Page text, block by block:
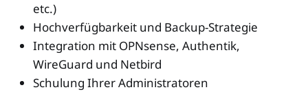
etc.)
Hochverfügbarkeit und Backup-Strategie
Integration mit OPNsense, Authentik,
WireGuard und Netbird
Schulung Ihrer Administratoren